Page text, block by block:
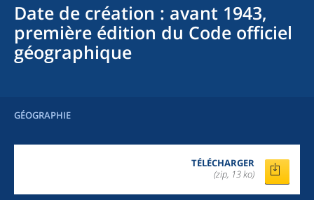
Date de création : avant 1943,
première édition du Code officiel
géographique
GÉOGRAPHIE
TÉLÉCHARGER
(zip, 13 ko)